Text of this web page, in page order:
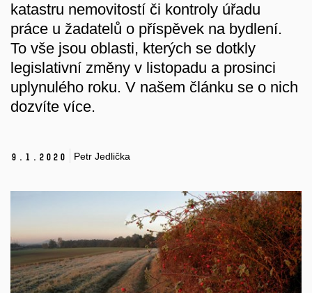
katastru nemovitostí či kontroly úřadu
práce u žadatelů o příspěvek na bydlení.
To vše jsou oblasti, kterých se dotkly
legislativní změny v listopadu a prosinci
uplynulého roku. V našem článku se o nich
dozvíte více.
9. 1. 2020 Petr Jedlička